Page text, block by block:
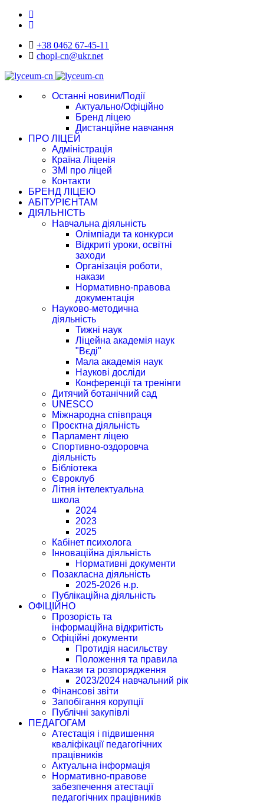
+38 0462 67-45-11
chopl-cn@ukr.net
Останні новини/Події
Актуально/Офіційно
Бренд ліцею
Дистанційне навчання
ПРО ЛІЦЕЙ
Адміністрація
Країна Ліценія
ЗМІ про ліцей
Контакти
БРЕНД ЛІЦЕЮ
АБІТУРІЄНТАМ
ДІЯЛЬНІСТЬ
Навчальна діяльність
Олімпіади та конкурси
Відкриті уроки, освітні
заходи
Організація роботи,
накази
Нормативно-правова
документація
Науково-методична
діяльність
Тижні наук
Ліцейна академія наук
"Вєді"
Мала академія наук
Наукові досліди
Конференції та тренінги
Дитячий ботанічний сад
UNESCO
Міжнародна співпраця
Проєктна діяльність
Парламент ліцею
Спортивно-оздоровча
діяльність
Бібліотека
Євроклуб
Літня інтелектуальна
школа
2024
2023
2025
Кабінет психолога
Інноваційна діяльність
Нормативні документи
Позакласна діяльність
2025-2026 н.р.
Публікаційна діяльність
ОФІЦІЙНО
Прозорість та
інформаційна відкритість
Офіційні документи
Протидія насильству
Положення та правила
Накази та розпорядження
2023/2024 навчальний рік
Фінансові звіти
Запобігання корупції
Публічні закупівлі
ПЕДАГОГАМ
Атестація і підвишення
кваліфікації педагогічних
працівників
Актуальна інформація
Нормативно-правове
забезпечення атестації
педагогічних працівників